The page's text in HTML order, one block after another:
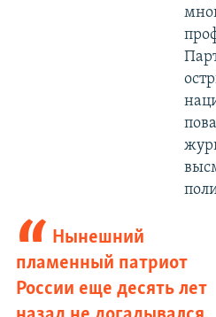
Нынешний
пламенный патриот
России еще десять лет